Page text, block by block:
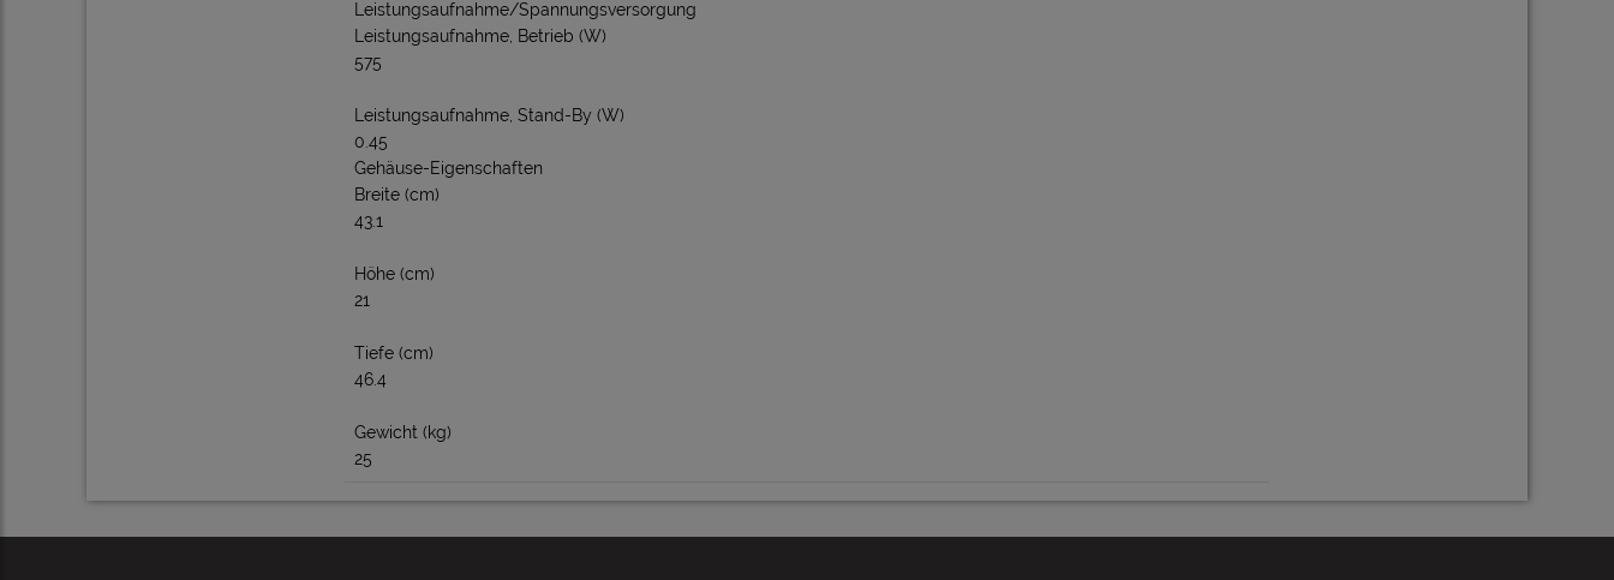
Leistungsaufnahme/Spannungsversorgung
Leistungsaufnahme, Betrieb (W)
575
Leistungsaufnahme, Stand-By (W)
0.45
Gehäuse-Eigenschaften
Breite (cm)
43.1
Höhe (cm)
21
Tiefe (cm)
46.4
Gewicht (kg)
25